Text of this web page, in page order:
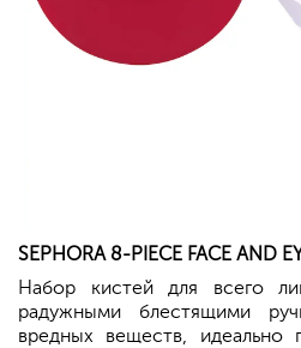
SEPHORA 8-PIECE FACE AND
Набор кистей для всего
радужными блестящими
вредных веществ, идеально